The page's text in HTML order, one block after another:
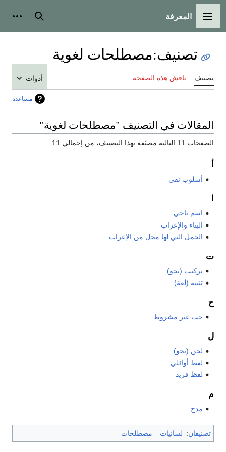
القائمة الرئيسية
المعرفة بحث
تصنيف:مصطلحات لغوية
تصنيف ناقش هذه الصفحة أدوات
مساعدة
المقالات في التصنيف "مصطلحات لغوية"
الصفحات 11 التالية مصنّفة بهذا التصنيف، من إجمالي 11.
أسلوب نفي
اسم تاجي
البناء والإعراب
الجمل التي لها محل من الإعراب
ت
تركيب (نحو)
تنبيه (لغة)
ح
حب غير مشروط
ل
لحن (نحو)
لفظ أوائلي
لفظ فريد
م
مدح
تصنيفان: لسانيات مصطلحات